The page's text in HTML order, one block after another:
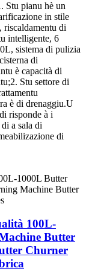
Stu pianu hè un
in stile
riscaldamentu di
intelligente, 6
sistema di pulizia
di
è capacità di
Stu settore di
è di drenaggiu.U
risponde à i
a sala di
di
100L-
Butter
Churner